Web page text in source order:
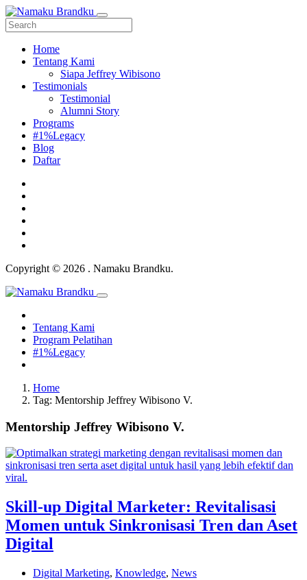
Home
Tentang Kami
Siapa Jeffrey Wibisono
Testimonials
Testimonial
Alumni Story
Programs
#1%Legacy
Blog
Daftar
Copyright © 2026 . Namaku Brandku.
Tentang Kami
Program Pelatihan
#1%Legacy
Home
Tag: Mentorship Jeffrey Wibisono V.
Mentorship Jeffrey Wibisono V.
Skill-up Digital Marketer: Revitalisasi
Momen untuk Sinkronisasi Tren dan Aset
Digital
Digital Marketing, Knowledge, News